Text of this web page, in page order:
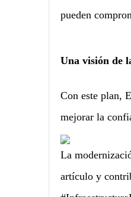
pueden
Una visión de
Con este plan,
mejorar la
La
artículo y